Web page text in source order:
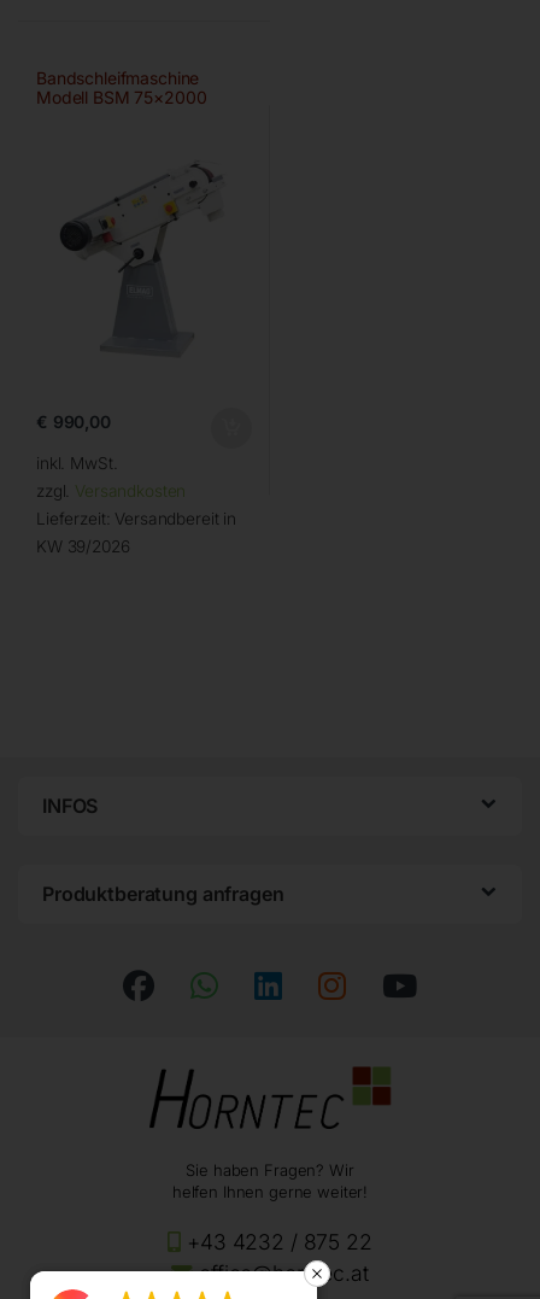
Bandschleifmaschine
Modell BSM 75×2000
€ 990,00
inkl. MwSt.
zzgl. Versandkosten
Lieferzeit: Versandbereit in
KW 39/2026
INFOS
Produktberatung anfragen
Sie haben Fragen? Wir
helfen Ihnen gerne weiter!
+43 4232 / 875 22
office@horntec.at